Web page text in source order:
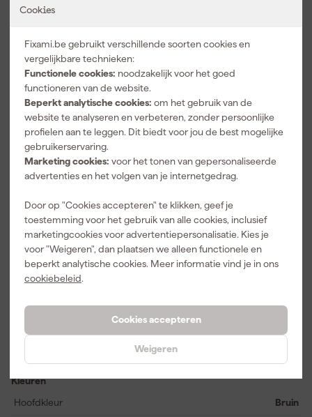
Cookies
Fixami.be gebruikt verschillende soorten cookies en
vergelijkbare technieken:
Functionele cookies: noodzakelijk voor het goed
functioneren van de website.
Beperkt analytische cookies: om het gebruik van de
website te analyseren en verbeteren, zonder persoonlijke
profielen aan te leggen. Dit biedt voor jou de best mogelijke
gebruikerservaring.
Marketing cookies: voor het tonen van gepersonaliseerde
advertenties en het volgen van je internetgedrag.
Door op "Cookies accepteren" te klikken, geef je
toestemming voor het gebruik van alle cookies, inclusief
marketingcookies voor advertentiepersonalisatie. Kies je
voor "Weigeren", dan plaatsen we alleen functionele en
beperkt analytische cookies. Meer informatie vind je in ons
cookiebeleid.
Cookies accepteren
Weigeren
Morgen bezorgd
Productinformatie
Product valt klein uit
Productomschrijving
Carhartt Bib Overall
De Carhartt Bib Overall biedt je de ruimte en stevigheid die je
nodig hebt tijdens zwaar werk. Het Soft Duck katoen voelt stevig
genoeg bewegingsvrijheid geeft. De verstelbare elastische
bretels zorgen dat de overall goed blijft zitten. Dankzij de
verstevigde kick panels onderaan de pijpen gaat hij extra lang
mee. Met de ruime overallzak met ritssluiting, cargozakken,
liniaaltas en gereedschapszak heb je al je spullen bij de hand. De
dubbele voorkant met kniezakken maakt werken op je knieën
lange levensduur, wat je dag na dag merkt.
Bekijk volledige productomschrijving
Kenmerken
Geslacht
Maat W44/L32
Kleuren
Hoofdkleur
Bruin